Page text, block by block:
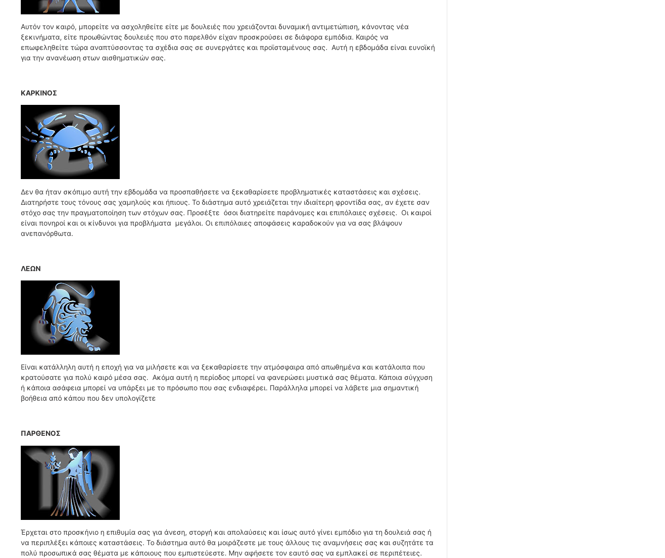
Αυτόν τον καιρό, μπορείτε να ασχοληθείτε είτε με δουλειές που χρειάζονται δυναμική αντιμετώπιση, κάνοντας νέα
ξεκινήματα, είτε προωθώντας δουλειές που στο παρελθόν είχαν προσκρούσει σε διάφορα εμπόδια. Καιρός να
επωφεληθείτε τώρα αναπτύσσοντας τα σχέδια σας σε συνεργάτες και προϊσταμένους σας. Αυτή η εβδομάδα είναι ευνοϊκή
για την ανανέωση στων αισθηματικών σας.
ΚΑΡΚΙΝΟΣ
Δεν θα ήταν σκόπιμο αυτή την εβδομάδα να προσπαθήσετε να ξεκαθαρίσετε προβληματικές καταστάσεις και σχέσεις.
Διατηρήστε τους τόνους σας χαμηλούς και ήπιους. Το διάστημα αυτό χρειάζεται την ιδιαίτερη φροντίδα σας, αν έχετε σαν
στόχο σας την πραγματοποίηση των στόχων σας. Προσέξτε όσοι διατηρείτε παράνομες και επιπόλαιες σχέσεις. Οι καιροί
είναι πονηροί και οι κίνδυνοι για προβλήματα μεγάλοι. Οι επιπόλαιες αποφάσεις καραδοκούν για να σας βλάψουν
ανεπανόρθωτα.
ΛΕΩΝ
Είναι κατάλληλη αυτή η εποχή για να μιλήσετε και να ξεκαθαρίσετε την ατμόσφαιρα από απωθημένα και κατάλοιπα που
κρατούσατε για πολύ καιρό μέσα σας. Ακόμα αυτή η περίοδος μπορεί να φανερώσει μυστικά σας θέματα. Κάποια σύγχυση
ή κάποια ασάφεια μπορεί να υπάρξει με το πρόσωπο που σας ενδιαφέρει. Παράλληλα μπορεί να λάβετε μια σημαντική
βοήθεια από κάπου που δεν υπολογίζετε
ΠΑΡΘΕΝΟΣ
Έρχεται στο προσκήνιο η επιθυμία σας για άνεση, στοργή και απολαύσεις και ίσως αυτό γίνει εμπόδιο για τη δουλειά σας ή
να περιπλέξει κάποιες καταστάσεις. Το διάστημα αυτό θα μοιράζεστε με τους άλλους τις αναμνήσεις σας και συζητάτε τα
πολύ προσωπικά σας θέματα με κάποιους που εμπιστεύεστε. Μην αφήσετε τον εαυτό σας να εμπλακεί σε περιπέτειες.